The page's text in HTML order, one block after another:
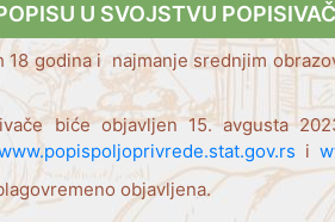
U SVOJSTVU
18 godina i najmanje srednjim
biće objavljen 15. avgusta
i
objavljena.